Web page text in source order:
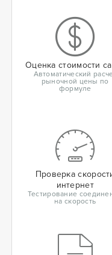
Оценка стоимости
Автоматический
рыночной цены по
формуле
Проверка
интернет
Тестирование
на скорость